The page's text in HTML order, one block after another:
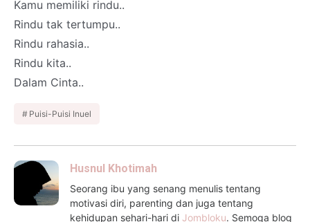
Kamu memiliki rindu..
Rindu tak tertumpu..
Rindu rahasia..
Rindu kita..
Dalam Cinta..
Puisi-Puisi Inuel
Husnul Khotimah
Seorang ibu yang senang menulis tentang
motivasi diri, parenting dan juga tentang
kehidupan sehari-hari di Jombloku. Semoga blog